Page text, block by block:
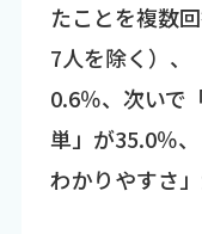
たことを複数
7人を除く）、
0.6％、次いで
単」が35.0％
わかりやすさ